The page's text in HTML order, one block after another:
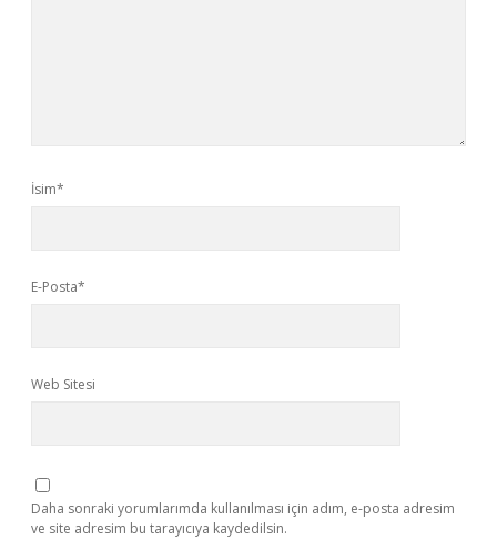
İsim*
E-Posta*
Web Sitesi
Daha sonraki yorumlarımda kullanılması için adım, e-posta adresim
ve site adresim bu tarayıcıya kaydedilsin.